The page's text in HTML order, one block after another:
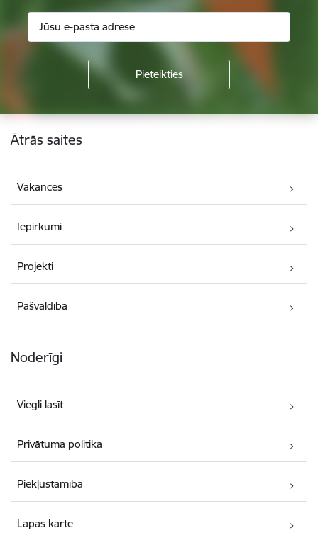
Kājene
Ātrās saites
Vakances
Iepirkumi
Projekti
Pašvaldība
Noderīgi
Viegli lasīt
Privātuma politika
Piekļūstamība
Lapas karte